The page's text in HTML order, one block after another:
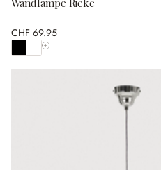
Wandlampe Rieke
CHF 69.95
Alle Farben anzeigen